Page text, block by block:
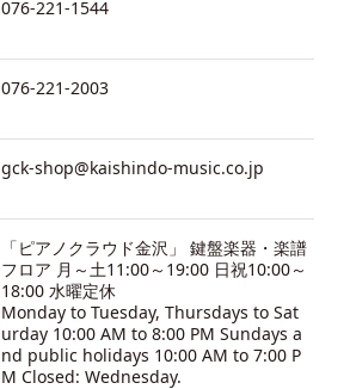
076-221-1544
076-221-2003
gck-shop@kaishindo-music.co.jp
「ピアノクラウド金沢」 鍵盤楽器・楽譜
フロア 月～土11:00～19:00 日祝10:00～
18:00 水曜定休
Monday to Tuesday, Thursdays to Sat
urday 10:00 AM to 8:00 PM Sundays a
nd public holidays 10:00 AM to 7:00 P
M Closed: Wednesday.